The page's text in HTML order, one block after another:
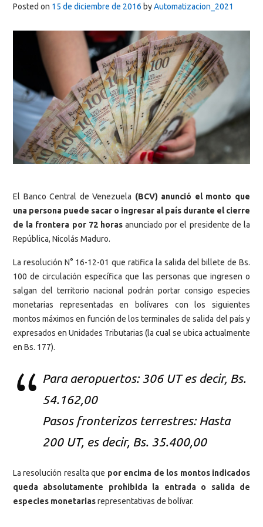
Posted on 15 de diciembre de 2016 byAutomatizacion_2021
El Banco Central de Venezuela (BCV) anunció el monto que
una persona puede sacar o ingresar al país durante el cierre
de la frontera por 72 horasanunciado por el presidente de la
República, Nicolás Maduro.
La resolución N° 16-12-01 que ratifica la salida del billete de Bs.
100 de circulación específica que las personas que ingresen o
salgan del territorio nacional podrán portar consigo especies
monetarias representadas en bolívares con los siguientes
montos máximos en función de los terminales de salida del país y
expresados en Unidades Tributarias (la cual se ubica actualmente
en Bs. 177).
Para aeropuertos: 306 UT es decir, Bs.
54.162,00
Pasos fronterizos terrestres: Hasta
200 UT, es decir, Bs. 35.400,00
La resolución resalta que por encima de los montos indicados
queda absolutamente prohibida la entrada o salida de
especies monetariasrepresentativas de bolívar.